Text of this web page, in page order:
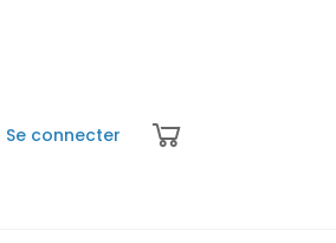
Se connecter